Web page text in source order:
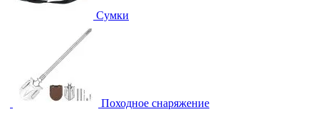
Сумки
Походное снаряжение